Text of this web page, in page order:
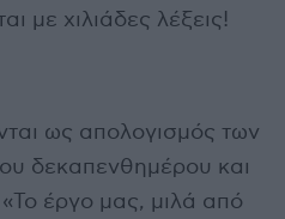
με χιλιάδες λέξεις!
ως απολογισμός των
δεκαπενθημέρου και
έργο μας, μιλά από